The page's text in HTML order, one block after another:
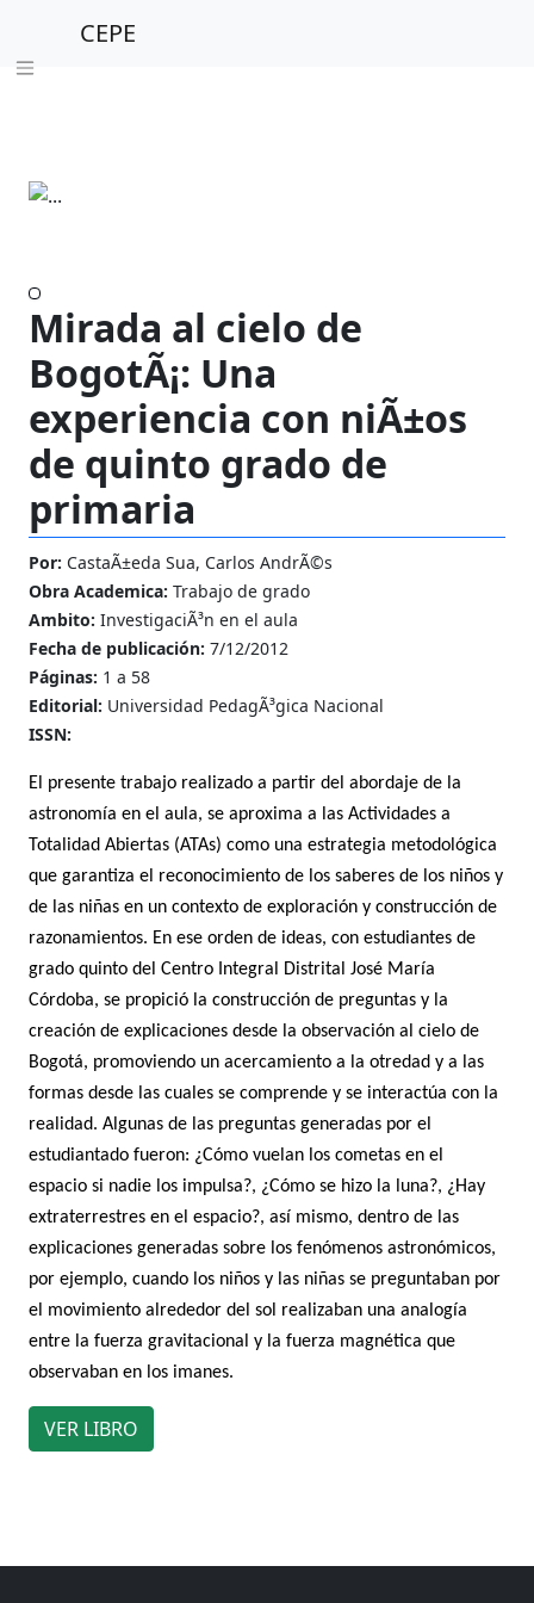
CEPE
Mirada al cielo de
BogotÃ¡: Una
experiencia con niÃ±os
de quinto grado de
primaria
Por: CastaÃ±eda Sua, Carlos AndrÃ©s
Obra Academica: Trabajo de grado
Ambito: InvestigaciÃ³n en el aula
Fecha de publicación: 7/12/2012
Páginas: 1 a 58
Editorial: Universidad PedagÃ³gica Nacional
ISSN:
El presente trabajo realizado a partir del abordaje de la
astronomía en el aula, se aproxima a las Actividades a
Totalidad Abiertas (ATAs) como una estrategia metodológica
que garantiza el reconocimiento de los saberes de los niños y
de las niñas en un contexto de exploración y construcción de
razonamientos. En ese orden de ideas, con estudiantes de
grado quinto del Centro Integral Distrital José María
Córdoba, se propició la construcción de preguntas y la
creación de explicaciones desde la observación al cielo de
Bogotá, promoviendo un acercamiento a la otredad y a las
formas desde las cuales se comprende y se interactúa con la
realidad. Algunas de las preguntas generadas por el
estudiantado fueron: ¿Cómo vuelan los cometas en el
espacio si nadie los impulsa?, ¿Cómo se hizo la luna?, ¿Hay
extraterrestres en el espacio?, así mismo, dentro de las
explicaciones generadas sobre los fenómenos astronómicos,
por ejemplo, cuando los niños y las niñas se preguntaban por
el movimiento alrededor del sol realizaban una analogía
entre la fuerza gravitacional y la fuerza magnética que
observaban en los imanes.
VER LIBRO